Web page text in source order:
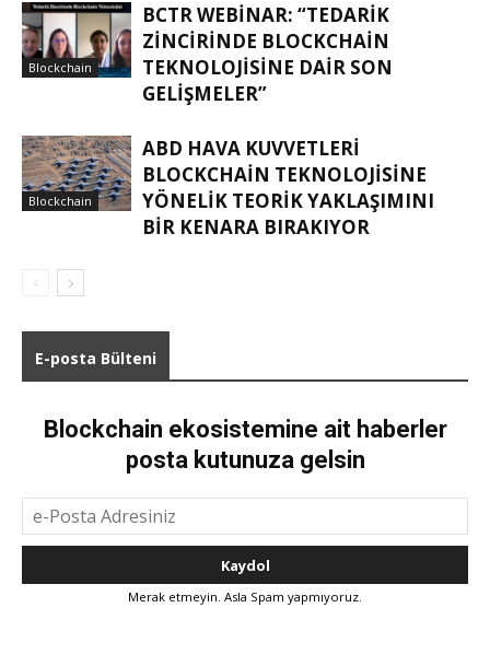
Blockchain
BCTR WEBINAR: “TEDARIK
ZINCIRINDE BLOCKCHAIN
TEKNOLOJISINE DAIR SON
GELIŞMELER”
Blockchain
ABD HAVA KUVVETLERI
BLOCKCHAIN TEKNOLOJISINE
YÖNELIK TEORIK YAKLAŞIMINI
BIR KENARA BIRAKIYOR
E-posta Bülteni
Blockchain ekosistemine ait haberler
posta kutunuza gelsin
Merak etmeyin. Asla Spam yapmıyoruz.